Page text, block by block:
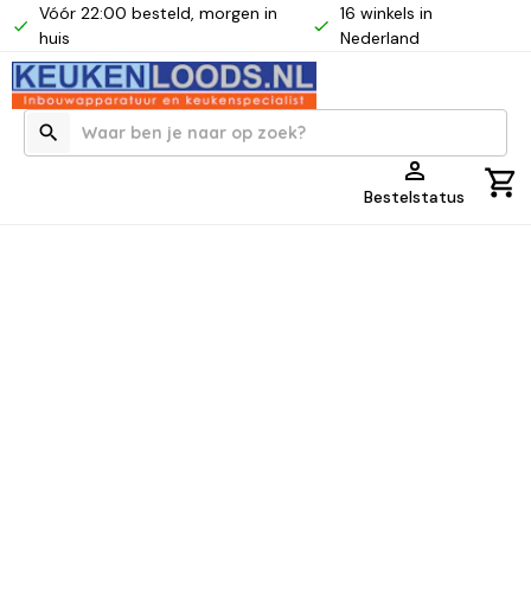
Vóór 22:00 besteld, morgen in
huis
16 winkels in
Nederland
Bestelstatus